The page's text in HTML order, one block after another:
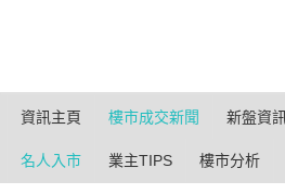
資訊主頁 樓市成交新聞 新盤資訊
名人入市 業主TIPS 樓市分析